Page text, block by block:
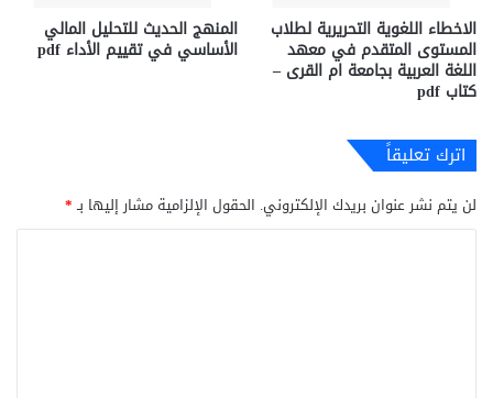
الاخطاء اللغوية التحريرية لطلاب
المستوى المتقدم في معهد
اللغة العربية بجامعة ام القرى –
كتاب pdf
المنهج الحديث للتحليل المالي
الأساسي في تقييم الأداء pdf
اترك تعليقاً
لن يتم نشر عنوان بريدك الإلكتروني. الحقول الإلزامية مشار إليها بـ*